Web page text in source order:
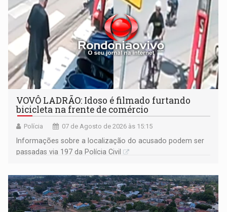
VOVÔ LADRÃO: Idoso é filmado furtando
bicicleta na frente de comércio
Polícia 07 de Agosto de 2026 às 15:15
Informações sobre a localização do acusado podem ser
passadas via 197 da Polícia Civil